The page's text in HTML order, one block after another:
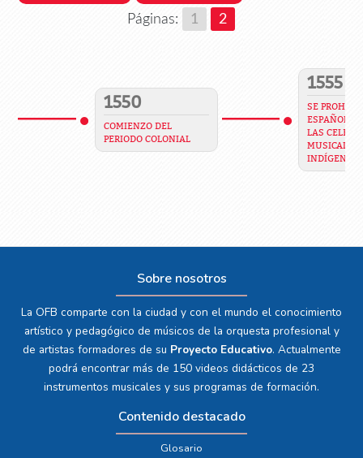
Páginas: 1 2
1550
COMIENZO DEL
PERIODO COLONIAL
1555
SE PROHIBE
LAS
MUSICALES
INDÍGENAS
Sobre nosotros
La OFB comparte con la ciudad y con el mundo el conocimiento
artístico y pedagógico de músicos de la orquesta profesional y
de artistas formadores de su Proyecto Educativo. Actualmente
podrá encontrar más de 150 videos didácticos de 23
instrumentos musicales y sus programas de formación.
Contenido destacado
Glosario